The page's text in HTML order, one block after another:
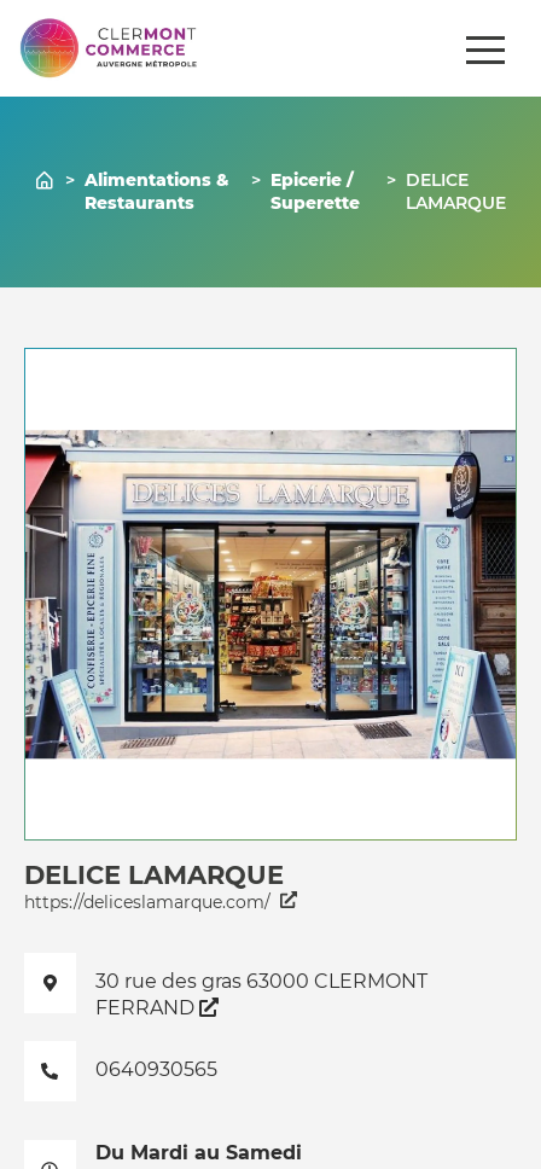
> Alimentations &
Restaurants
> Epicerie /
Superette
> DELICE
LAMARQUE
DELICE LAMARQUE
https://deliceslamarque.com/
30 rue des gras 63000 CLERMONT
FERRAND
0640930565
Du Mardi au Samedi